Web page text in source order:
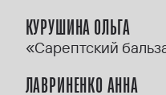
КУРУШИНА ОЛЬГА
«Сарептский
ЛАВРИНЕНКО АННА